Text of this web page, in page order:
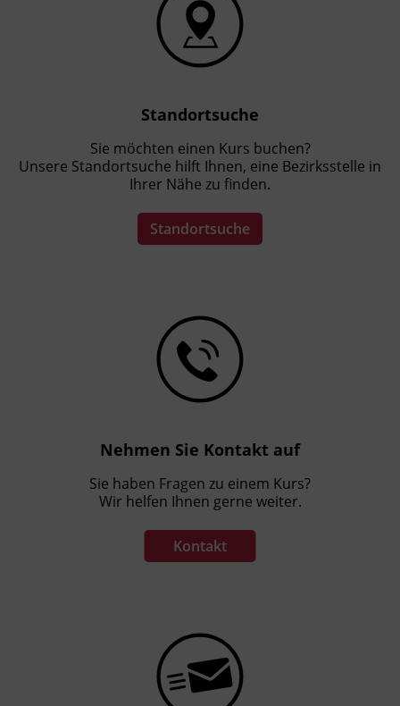
Standortsuche
Sie möchten einen Kurs buchen?
Unsere Standortsuche hilft Ihnen, eine Bezirksstelle in
Ihrer Nähe zu finden.
Standortsuche
Nehmen Sie Kontakt auf
Sie haben Fragen zu einem Kurs?
Wir helfen Ihnen gerne weiter.
Kontakt